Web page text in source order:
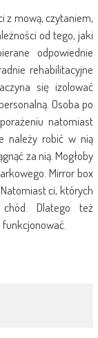
z mową, czytaniem,
od tego, jaki
odpowiednie
rehabilitacyjne
się izolować
Osoba po
natomiast
należy robić w nią
za nią. Mogłoby
Mirror box
ci, których
Dlatego też
funkcjonować.